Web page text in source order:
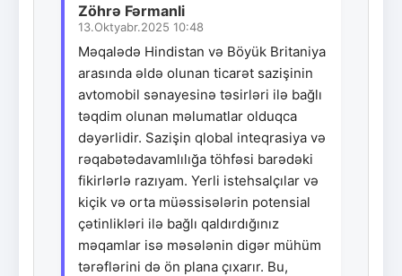
Zöhrə Fərmanli
13.Oktyabr.2025 10:48
Məqalədə Hindistan və Böyük Britaniya
arasında əldə olunan ticarət sazişinin
avtomobil sənayesinə təsirləri ilə bağlı
təqdim olunan məlumatlar olduqca
dəyərlidir. Sazişin qlobal inteqrasiya və
rəqabətədavamlılığa töhfəsi barədəki
fikirlərlə razıyam. Yerli istehsalçılar və
kiçik və orta müəssisələrin potensial
çətinlikləri ilə bağlı qaldırdığınız
məqamlar isə məsələnin digər mühüm
tərəflərini də ön plana çıxarır. Bu,